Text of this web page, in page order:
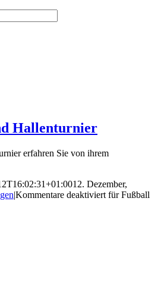
Hallenturnier
erfahren Sie von ihrem
12. Dezember,
|Kommentare deaktiviert für Fußball